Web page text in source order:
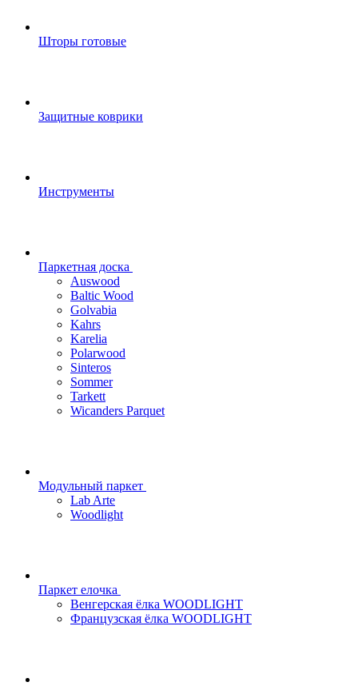
Шторы готовые
Защитные коврики
Инструменты
Паркетная доска
Auswood
Baltic Wood
Golvabia
Kahrs
Karelia
Polarwood
Sinteros
Sommer
Tarkett
Wicanders Parquet
Модульный паркет
Lab Arte
Woodlight
Паркет елочка
Венгерская ёлка WOODLIGHT
Французская ёлка WOODLIGHT